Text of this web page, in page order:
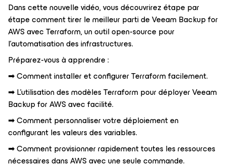
Dans cette nouvelle vidéo, vous découvrirez étape par
étape comment tirer le meilleur parti de Veeam Backup for
AWS avec Terraform, un outil open-source pour
l'automatisation des infrastructures.
Préparez-vous à apprendre :
➡ Comment installer et configurer Terraform facilement.
➡ L'utilisation des modèles Terraform pour déployer Veeam
Backup for AWS avec facilité.
➡ Comment personnaliser votre déploiement en
configurant les valeurs des variables.
➡ Comment provisionner rapidement toutes les ressources
nécessaires dans AWS avec une seule commande.